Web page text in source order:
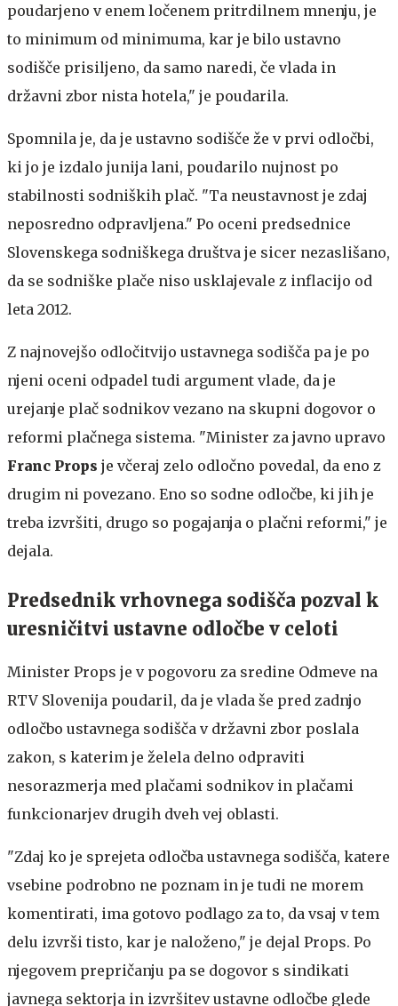
poudarjeno v enem ločenem pritrdilnem mnenju, je
to minimum od minimuma, kar je bilo ustavno
sodišče prisiljeno, da samo naredi, če vlada in
državni zbor nista hotela," je poudarila.
Spomnila je, da je ustavno sodišče že v prvi odločbi,
ki jo je izdalo junija lani, poudarilo nujnost po
stabilnosti sodniških plač. "Ta neustavnost je zdaj
neposredno odpravljena." Po oceni predsednice
Slovenskega sodniškega društva je sicer nezaslišano,
da se sodniške plače niso usklajevale z inflacijo od
leta 2012.
Z najnovejšo odločitvijo ustavnega sodišča pa je po
njeni oceni odpadel tudi argument vlade, da je
urejanje plač sodnikov vezano na skupni dogovor o
reformi plačnega sistema. "Minister za javno upravo
Franc Props je včeraj zelo odločno povedal, da eno z
drugim ni povezano. Eno so sodne odločbe, ki jih je
treba izvršiti, drugo so pogajanja o plačni reformi," je
dejala.
Predsednik vrhovnega sodišča pozval k
uresničitvi ustavne odločbe v celoti
Minister Props je v pogovoru za sredine Odmeve na
RTV Slovenija poudaril, da je vlada še pred zadnjo
odločbo ustavnega sodišča v državni zbor poslala
zakon, s katerim je želela delno odpraviti
nesorazmerja med plačami sodnikov in plačami
funkcionarjev drugih dveh vej oblasti.
"Zdaj ko je sprejeta odločba ustavnega sodišča, katere
vsebine podrobno ne poznam in je tudi ne morem
komentirati, ima gotovo podlago za to, da vsaj v tem
delu izvrši tisto, kar je naloženo," je dejal Props. Po
njegovem prepričanju pa se dogovor s sindikati
javnega sektorja in izvršitev ustavne odločbe glede